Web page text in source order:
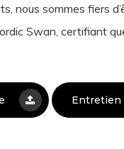
nous sommes fiers
Swan, certifiant
Entretien